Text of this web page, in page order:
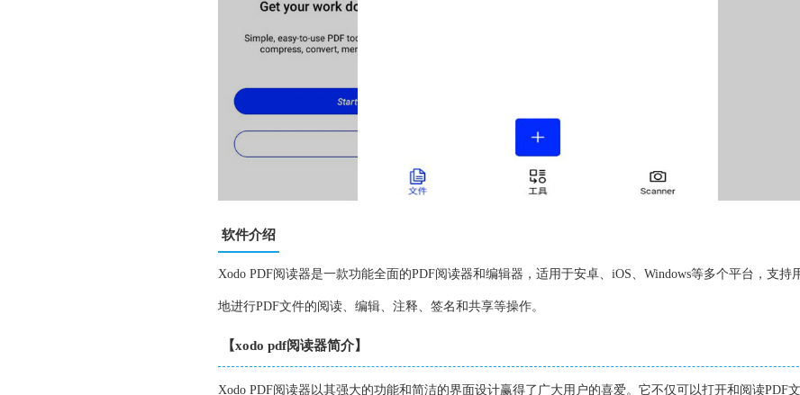
软件介绍
Xodo PDF阅读器是一款功能全面的PDF阅读器和编辑器，适用于安卓、iOS、Windows等多个平台，支持
地进行PDF文件的阅读、编辑、注释、签名和共享等操作。
【xodo pdf阅读器简介】
Xodo PDF阅读器以其强大的功能和简洁的界面设计赢得了广大用户的喜爱。它不仅可以打开和阅读PDF